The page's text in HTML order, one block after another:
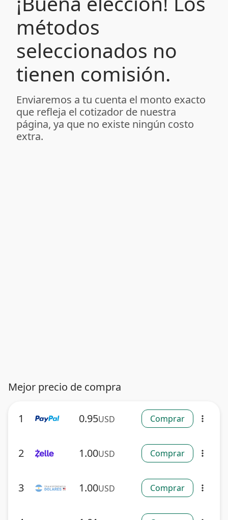
métodos
seleccionados no
tienen comisión.
Enviaremos a tu cuenta el monto exacto
que refleja el cotizador de nuestra
página, ya que no existe ningún costo
extra.
Mejor precio de compra
1 0.95USD Comprar more_vert
2 1.00USD Comprar more_vert
3 1.00USD Comprar more_vert